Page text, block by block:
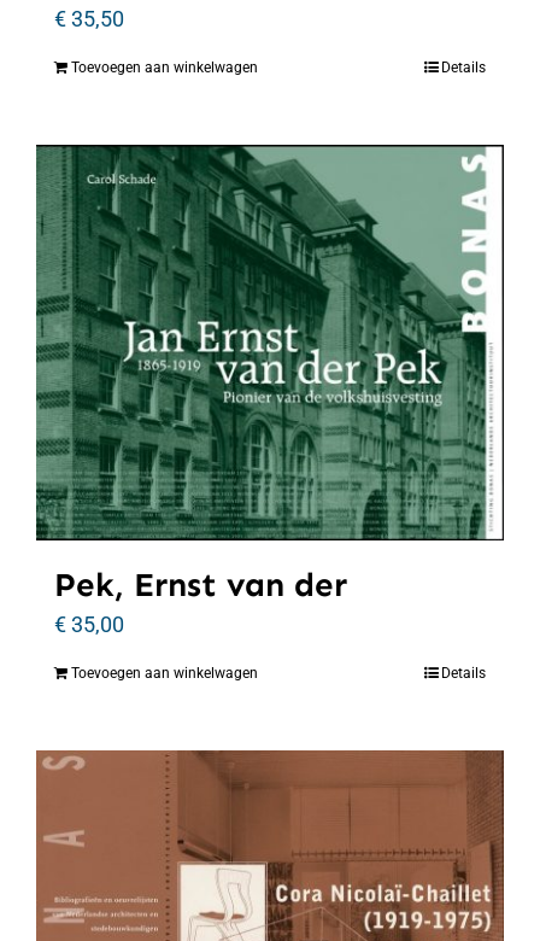
€35,50
Toevoegen aan winkelwagen Details
Pek, Ernst van der
€35,00
Toevoegen aan winkelwagen Details